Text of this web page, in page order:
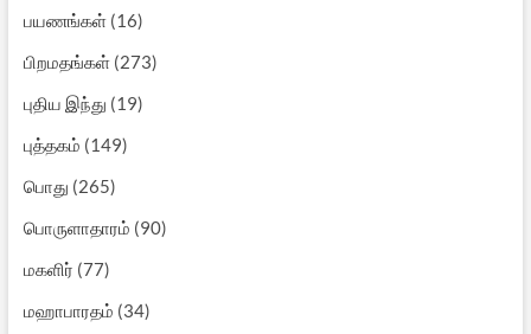
பயணங்கள்(16)
பிறமதங்கள்(273)
புதிய இந்து (19)
புத்தகம் (149)
பொது (265)
பொருளாதாரம் (90)
மகளிர் (77)
மஹாபாரதம் (34)